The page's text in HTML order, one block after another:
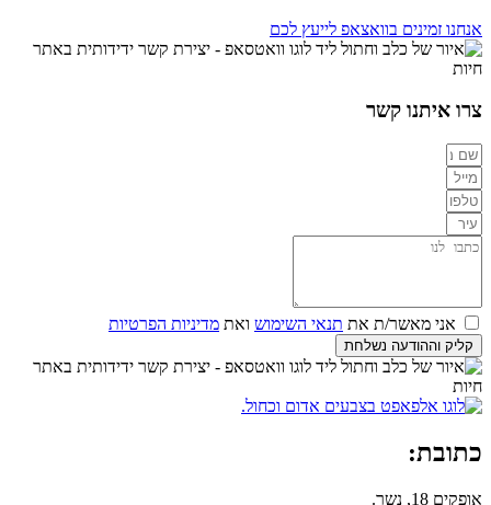
אנחנו זמינים בוואצאפ לייעץ לכם
צרו איתנו קשר
אני מאשר/ת את תנאי השימוש ואת מדיניות הפרטיות
קליק וההודעה נשלחת
כתובת:
אופקים 18, נשר.